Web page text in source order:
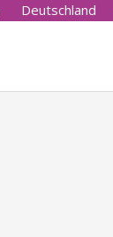
Deutschland